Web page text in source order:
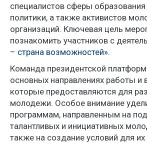
специалистов сферы
политики, а также активистов
организаций. Ключевая цель
познакомить участников с
– страна возможностей».
Команда президентской
основных направлениях работы и
которые предоставляются для
молодежи. Особое внимание
программам, направленным на
талантливых и инициативных
также на создание условий для их